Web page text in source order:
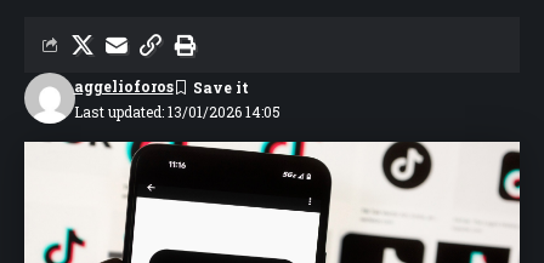
Last updated: 13/01/2026 14:05
aggelioforos